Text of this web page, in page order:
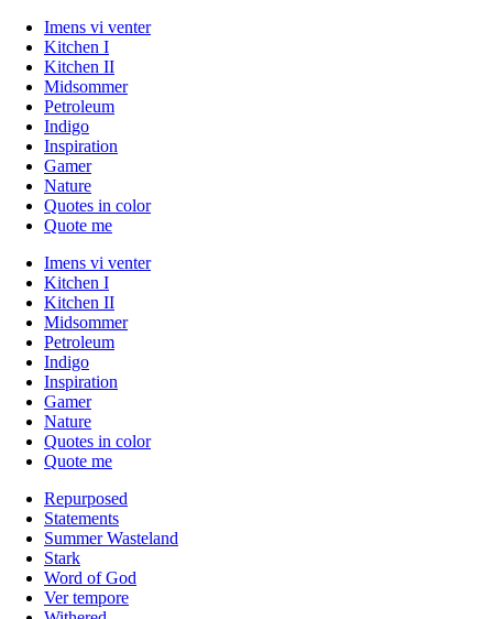
Imens vi venter
Kitchen I
Kitchen II
Midsommer
Petroleum
Indigo
Inspiration
Gamer
Nature
Quotes in color
Quote me
Imens vi venter
Kitchen I
Kitchen II
Midsommer
Petroleum
Indigo
Inspiration
Gamer
Nature
Quotes in color
Quote me
Repurposed
Statements
Summer Wasteland
Stark
Word of God
Ver tempore